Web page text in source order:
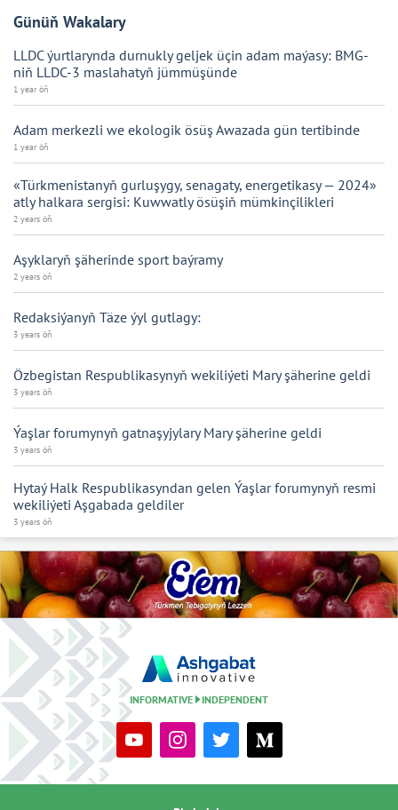
Günüň Wakalary
LLDC ýurtlarynda durnukly geljek üçin adam maýasy: BMG-
niň LLDC-3 maslahatyň jümmüşünde
1 year öň
Adam merkezli we ekologik ösüş Awazada gün tertibinde
1 year öň
«Türkmenistanyň gurluşygy, senagaty, energetikasy — 2024»
atly halkara sergisi: Kuwwatly ösüşiň mümkinçilikleri
2 years öň
Aşyklaryň şäherinde sport baýramy
2 years öň
Redaksiýanyň Täze ýyl gutlagy:
3 years öň
Özbegistan Respublikasynyň wekiliýeti Mary şäherine geldi
3 years öň
Ýaşlar forumynyň gatnaşyjylary Mary şäherine geldi
3 years öň
Hytaý Halk Respublikasyndan gelen Ýaşlar forumynyň resmi
wekiliýeti Aşgabada geldiler
3 years öň
INFORMATIVE INDEPENDENT